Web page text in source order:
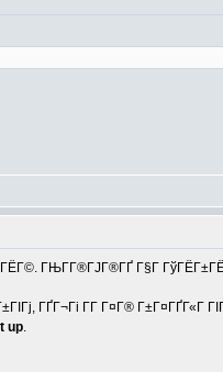
ГЊГ­Г®ГЈГ®ГҐ Г§Г
ГҐГ¬Гі Г­Г Г¤Г® Г±Г¤ГҐГ«Г
up.